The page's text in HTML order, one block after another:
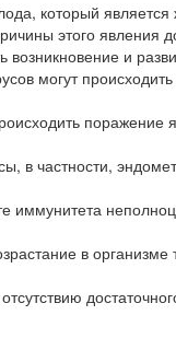
который
этого явления
и
могут
поражение
в частности,
иммунитета
в организме